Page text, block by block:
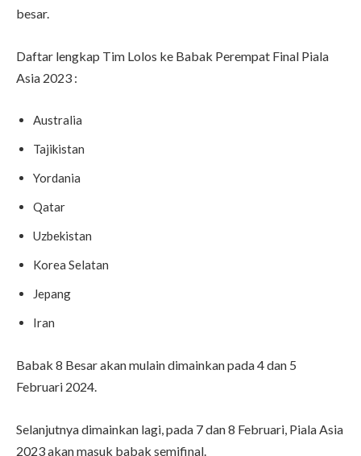
besar.
Daftar lengkap Tim Lolos ke Babak Perempat Final Piala
Asia 2023 :
Australia
Tajikistan
Yordania
Qatar
Uzbekistan
Korea Selatan
Jepang
Iran
Babak 8 Besar akan mulain dimainkan pada 4 dan 5
Februari 2024.
Selanjutnya dimainkan lagi, pada 7 dan 8 Februari, Piala Asia
2023 akan masuk babak semifinal.